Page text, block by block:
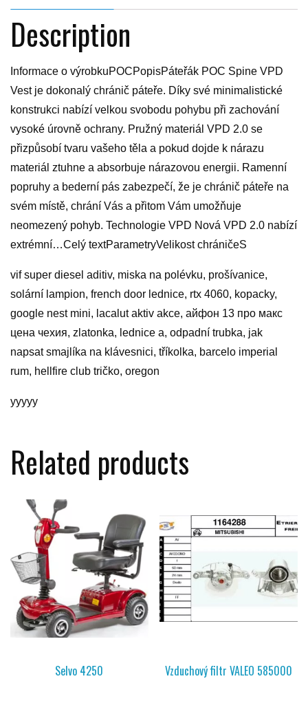
Description
Informace o výrobkuPOCPopisPáteřák POC Spine VPD
Vest je dokonalý chránič páteře. Díky své minimalistické
konstrukci nabízí velkou svobodu pohybu při zachování
vysoké úrovně ochrany. Pružný materiál VPD 2.0 se
přizpůsobí tvaru vašeho těla a pokud dojde k nárazu
materiál ztuhne a absorbuje nárazovou energii. Ramenní
popruhy a bederní pás zabezpečí, že je chránič páteře na
svém místě, chrání Vás a přitom Vám umožňuje
neomezený pohyb. Technologie VPD Nová VPD 2.0 nabízí
extrémní…Celý textParametryVelikost chráničeS
vif super diesel aditiv, miska na polévku, prošívanice,
solární lampion, french door lednice, rtx 4060, kopacky,
google nest mini, lacalut aktiv akce, айфон 13 про макс
цена чехия, zlatonka, lednice a, odpadní trubka, jak
napsat smajlíka na klávesnici, tříkolka, barcelo imperial
rum, hellfire club tričko, oregon
yyyyy
Related products
Selvo 4250 Vzduchový filtr VALEO 585000